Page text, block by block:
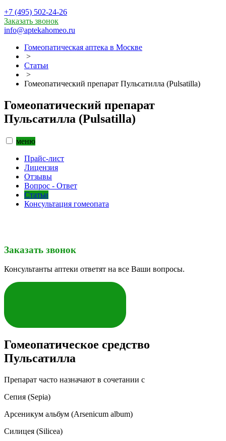
+7 (495) 502-24-26
Заказать звонок
info@aptekahomeo.ru
Гомеопатическая аптека в Москве
>
Статьи
>
Гомеопатический препарат Пульсатилла (Pulsatilla)
Гомеопатический препарат
Пульсатилла (Pulsatilla)
меню
Прайс-лист
Лицензия
Отзывы
Вопрос - Ответ
Статьи
Консультация гомеопата
Заказать звонок
Консультанты аптеки ответят на все Ваши вопросы.
Гомеопатическое средство
Пульсатилла
Препарат часто назначают в сочетании с
Сепия (Sepia)
Арсеникум альбум (Arsenicum album)
Силицея (Silicea)